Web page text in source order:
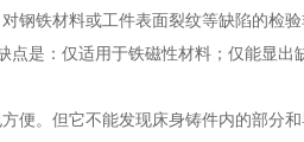
钢铁材料或工件表面裂纹等缺陷的检
是：仅适用于铁磁性材料；仅能显
便。但它不能发现床身铸件内的部分